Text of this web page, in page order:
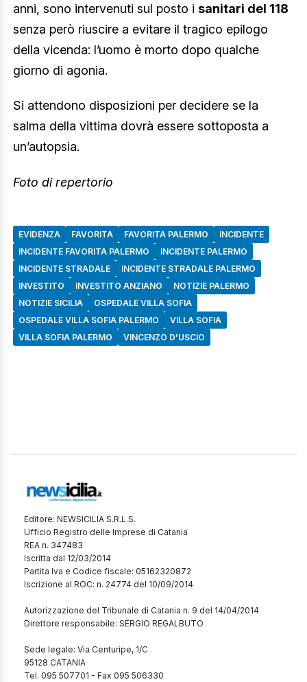
anni, sono intervenuti sul posto i sanitari del 118
senza però riuscire a evitare il tragico epilogo
della vicenda: l’uomo è morto dopo qualche
giorno di agonia.
Si attendono disposizioni per decidere se la
salma della vittima dovrà essere sottoposta a
un’autopsia.
Foto di repertorio
EVIDENZA FAVORITA FAVORITA PALERMO
INCIDENTE
INCIDENTE FAVORITA PALERMO
INCIDENTE PALERMO
INCIDENTE STRADALE
INCIDENTE STRADALE PALERMO
INVESTITO
INVESTITO ANZIANO
NOTIZIE PALERMO
NOTIZIE SICILIA
OSPEDALE VILLA SOFIA
OSPEDALE VILLA SOFIA PALERMO
VILLA SOFIA
VILLA SOFIA PALERMO
VINCENZO D'USCIO
Editore: NEWSICILIA S.R.L.S.
Ufficio Registro delle Imprese di Catania
REA n. 347483
Iscritta dal 12/03/2014
Partita Iva e Codice fiscale: 05162320872
Iscrizione al ROC: n. 24774 del 10/09/2014
Autorizzazione del Tribunale di Catania n. 9 del 14/04/2014
Direttore responsabile: SERGIO REGALBUTO
Sede legale: Via Centuripe, 1/C
95128 CATANIA
Tel. 095 507701 - Fax 095 506330